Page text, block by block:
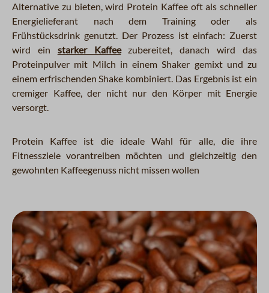
Alternative zu bieten, wird Protein Kaffee oft als schneller
Energielieferant nach dem Training oder als
Frühstücksdrink genutzt. Der Prozess ist einfach: Zuerst
wird ein starker Kaffeezubereitet, danach wird das
Proteinpulver mit Milch in einem Shaker gemixt und zu
einem erfrischenden Shake kombiniert. Das Ergebnis ist ein
cremiger Kaffee, der nicht nur den Körper mit Energie
versorgt.
Protein Kaffee ist die ideale Wahl für alle, die ihre
Fitnessziele vorantreiben möchten und gleichzeitig den
gewohnten Kaffeegenuss nicht missen wollen